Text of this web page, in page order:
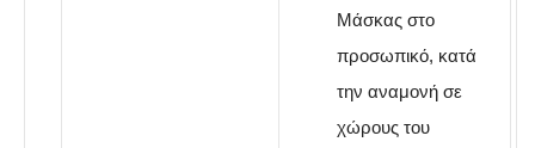
Μάσκας στο
προσωπικό, κατά
την αναμονή σε
χώρους του